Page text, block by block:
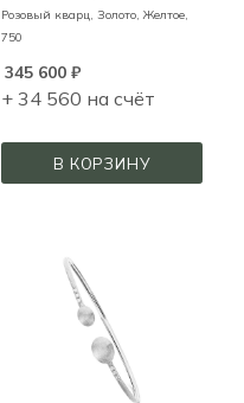
Розовый кварц, Золото,Желтое,
750
345 600₽
+ 34 560 на счёт
В КОРЗИНУ